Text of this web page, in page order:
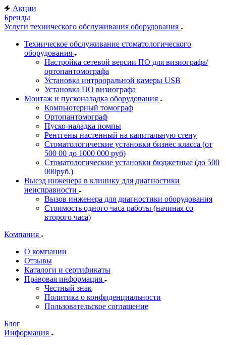
Акции
Бренды
Услуги технического обслуживания оборудования
Техническое обслуживание стоматологического
оборудования
Настройка сетевой версии ПО для визиографа/
ортопантомографа
Установка интрооральной камеры USB
Установка ПО визиографа
Монтаж и пусконаладка оборудования
Компьютерный томограф
Ортопантомограф
Пуско-наладка помпы
Рентгены настенный на капитальную стену
Стоматологические установки бизнес класса (от
500 00 до 1000 000 руб)
Стоматологические установки бюджетные (до 500
000руб.)
Выезд инженера в клинику для диагностики
неисправности
Вызов инженера для диагностики оборудования
Стоимость одного часа работы (начиная со
второго часа)
Компания
О компании
Отзывы
Каталоги и сертификаты
Правовая информация
Честный знак
Политика о конфиденциальности
Пользовательское соглашение
Блог
Информация